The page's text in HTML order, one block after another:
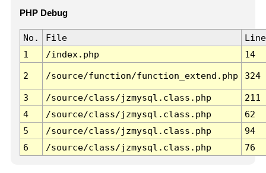
PHP Debug
No. File
Line
1
/index.php 14
2 /source/function/function_extend.php 324
3 /source/class/jzmysql.class.php
211
4
/source/class/jzmysql.class.php
62
5
/source/class/jzmysql.class.php
94
6
/source/class/jzmysql.class.php 76